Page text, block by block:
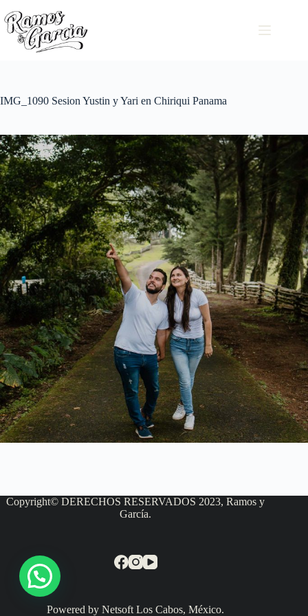
IMG_1090 Sesion Yustin y Yari en Chiriqui Panama
Copyright© DERECHOS RESERVADOS 2023, Ramos y
García.
Powered by Netsoft Los Cabos, México.